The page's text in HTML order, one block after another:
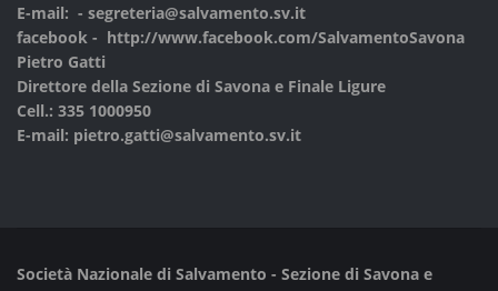
E-mail: - segreteria@salvamento.sv.it
facebook - http://www.facebook.com/SalvamentoSavona
Pietro Gatti
Direttore della Sezione di Savona e Finale Ligure
Cell.: 335 1000950
E-mail: pietro.gatti@salvamento.sv.it
Società Nazionale di Salvamento - Sezione di Savona e